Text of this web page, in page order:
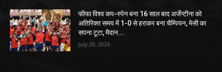
फीफा विश्व कप-स्पेन बना 16 साल बाद अर्जेन्टीना को
अतिरिक्त समय में 1-0 से हराकर बना चैम्पियन, मेसी का
सपना टूटा, मैदान...
July 20, 2026